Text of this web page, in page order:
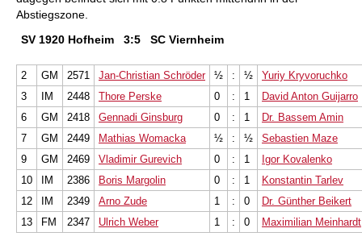
Abstiegszone.
SV 1920 Hofheim
3:5 SC Viernheim
2 GM 2571 Jan-Christian Schröder ½ : ½
Yuriy Kryvoruchko
3
IM 2448 Thore Perske 0 : 1
David Anton Guijarro
6
GM 2418 Gennadi Ginsburg 0 : 1
Dr. Bassem Amin
7
GM 2449 Mathias Womacka ½ : ½
Sebastien Maze
9
GM 2469 Vladimir Gurevich 0 : 1
Igor Kovalenko
10
IM 2386 Boris Margolin 0 : 1
Konstantin Tarlev
12
IM 2349 Arno Zude 1 : 0
Dr. Günther Beikert
13
FM 2347 Ulrich Weber 1 : 0 Maximilian Meinhardt